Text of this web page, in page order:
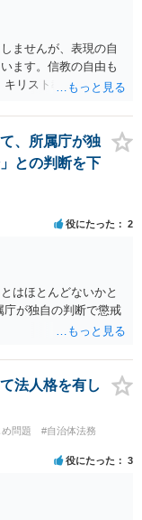
ませんが、表現の自
ます。信教の自由も
リスト教の信仰につ
、それら儀式の遂行
るとは思えません。
、所属庁が独
との判断を下
役にたった 2
はほとんどないかと
が独自の判断で懲戒
法人格を有し
問題
#自治体法務
役にたった 3